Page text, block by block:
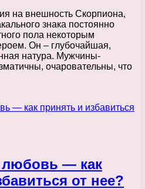
на внешность Скорпиона,
знака постоянно
пола некоторым
Он – глубочайшая,
натура. Мужчины-
очаровательны, что
любовь — как
от нее?